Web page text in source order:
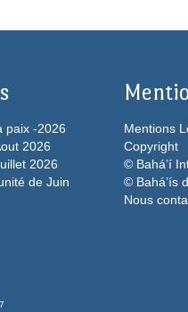
paix -2026
2026
2026
de Juin
Mentions
Copyright
© Bahá’í
© Bahá’ís
Nous